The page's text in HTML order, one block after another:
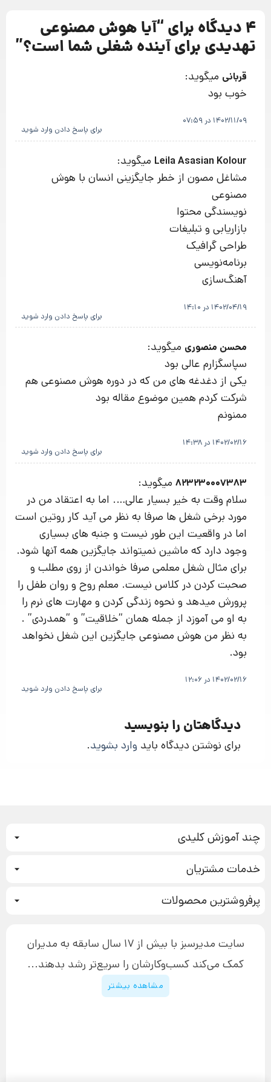
4 دیدگاه برای “ آیا هوش مصنوعی
تهدیدی برای آینده شغلی شما است؟”
قربانی میگوید:
خوب بود
1402/11/09 در 07:59
برای پاسخ دادن وارد شوید
Leila Asasian Kolour میگوید:
مشاغل مصون از خطر جایگزینی انسان با هوش
مصنوعی
نویسندگی محتوا
بازاریابی و تبلیغات
طراحی گرافیک
برنامه‌نویسی
آهنگ‌سازی
1402/04/19 در 14:10
برای پاسخ دادن وارد شوید
محسن منصوری میگوید:
سپاسگزارم عالی بود
یکی از دغدغه های من که در دوره هوش مصنوعی هم
شرکت کردم همین موضوع مقاله بود
ممنونم
1402/02/16 در 14:38
برای پاسخ دادن وارد شوید
823230007383 میگوید:
سلام وقت به خیر بسیار عالی…. اما به اعتقاد من در
مورد برخی شغل ها صرفا به نظر می آید کار روتین است
اما در واقعیت این طور نیست و جنبه های بسیاری
وجود دارد که ماشین نمیتواند جایگزین همه آنها شود.
برای مثال شغل معلمی صرفا خواندن از روی مطلب و
صحبت کردن در کلاس نیست. معلم روح و روان طفل را
پرورش میدهد و نحوه زندگی کردن و مهارت های نرم را
به او می آموزد از جمله همان “خلاقیت” و “همدردی” .
به نظر من هوش مصنوعی جایگزین این شغل نخواهد
بود.
1402/02/16 در 12:06
برای پاسخ دادن وارد شوید
دیدگاهتان را بنویسید
برای نوشتن دیدگاه باید وارد بشوید.
چند آموزش کلیدی
بازاریابی عصبی
تبلیغ نویسی
افزایش عملکرد
چگونه کتاب بنویسیم
دوره اینستاگرام
خدمات مشتریان
آموزش دسترسی به دانلود فایل‌ها
پیگیری سفارش
پشتیبانی
قوانین و مقررات سایت
پرفروشترین محصولاتدوره جدید سیستم سازی
سایت مدیرسبز با بیش از 17 سال سابقه به مدیران
کمک می‌کند کسب‌و‌کارشان را سریع‌تر رشد بدهند...
مشاهده بیشتر